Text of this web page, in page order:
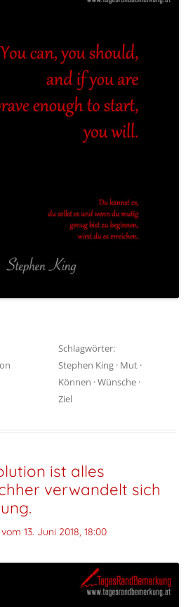
Schlagwörter:
Stephen King · Mut ·
Können ·Wünsche ·
Ziel
ist alles
verwandelt sich
13. Juni 2018, 18:00